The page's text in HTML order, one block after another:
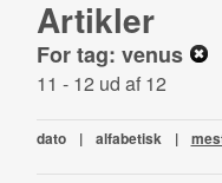
Artikler
For tag: venus
11 - 12 ud af 12
dato | alfabetisk |